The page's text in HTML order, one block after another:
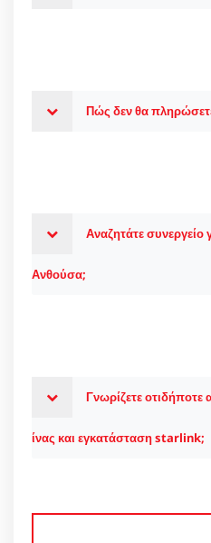
Πώς δεν θα
Αναζητάτε
Ανθούσα;
Γνωρίζετε
ίνας και εγκατάσταση starlink;